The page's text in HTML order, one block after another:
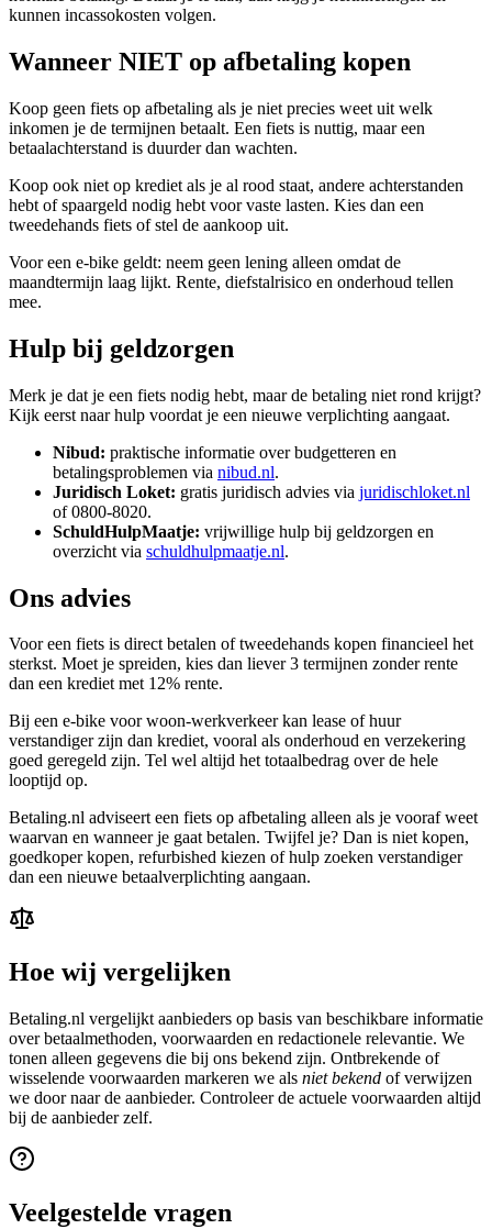
kunnen incassokosten volgen.
Wanneer NIET op afbetaling kopen
Koop geen fiets op afbetaling als je niet precies weet uit welk
inkomen je de termijnen betaalt. Een fiets is nuttig, maar een
betaalachterstand is duurder dan wachten.
Koop ook niet op krediet als je al rood staat, andere achterstanden
hebt of spaargeld nodig hebt voor vaste lasten. Kies dan een
tweedehands fiets of stel de aankoop uit.
Voor een e-bike geldt: neem geen lening alleen omdat de
maandtermijn laag lijkt. Rente, diefstalrisico en onderhoud tellen
mee.
Hulp bij geldzorgen
Merk je dat je een fiets nodig hebt, maar de betaling niet rond krijgt?
Kijk eerst naar hulp voordat je een nieuwe verplichting aangaat.
Nibud: praktische informatie over budgetteren en
betalingsproblemen via nibud.nl.
Juridisch Loket: gratis juridisch advies via juridischloket.nl
of 0800-8020.
SchuldHulpMaatje: vrijwillige hulp bij geldzorgen en
overzicht via schuldhulpmaatje.nl.
Ons advies
Voor een fiets is direct betalen of tweedehands kopen financieel het
sterkst. Moet je spreiden, kies dan liever 3 termijnen zonder rente
dan een krediet met 12% rente.
Bij een e-bike voor woon-werkverkeer kan lease of huur
verstandiger zijn dan krediet, vooral als onderhoud en verzekering
goed geregeld zijn. Tel wel altijd het totaalbedrag over de hele
looptijd op.
Betaling.nl adviseert een fiets op afbetaling alleen als je vooraf weet
waarvan en wanneer je gaat betalen. Twijfel je? Dan is niet kopen,
goedkoper kopen, refurbished kiezen of hulp zoeken verstandiger
dan een nieuwe betaalverplichting aangaan.
Hoe wij vergelijken
Betaling.nl vergelijkt aanbieders op basis van beschikbare informatie
over betaalmethoden, voorwaarden en redactionele relevantie. We
tonen alleen gegevens die bij ons bekend zijn. Ontbrekende of
wisselende voorwaarden markeren we als niet bekend of verwijzen
we door naar de aanbieder. Controleer de actuele voorwaarden altijd
bij de aanbieder zelf.
Veelgestelde vragen